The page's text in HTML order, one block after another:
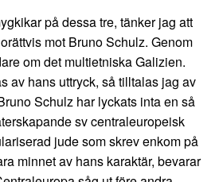
på dessa tre, tänker jag att
mot Bruno Schulz. Genom
om det multietniska Galizien.
av hans uttryck, så tilltalas jag av
Schulz har lyckats inta en så
sv centraleuropeisk
jude som skrev enkom på
minnet av hans karaktär, bevarar